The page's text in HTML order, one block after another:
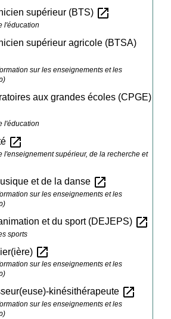
supérieur (BTS) open_in_new
l'éducation
supérieur agricole (BTSA)
sur les enseignements et les
aux grandes écoles (CPGE)
l'éducation
open_in_new
l'enseignement supérieur, de la recherche et
et de la danse open_in_new
sur les enseignements et les
et du sport (DEJEPS) open_in_new
sports
open_in_new
sur les enseignements et les
kinésithérapeute open_in_new
sur les enseignements et les